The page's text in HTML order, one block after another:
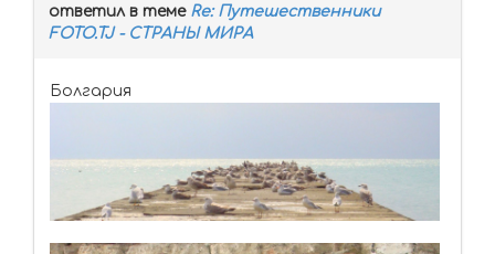
ответил в теме Re: Путешественники
FOTO.TJ - СТРАНЫ МИРА
Болгария